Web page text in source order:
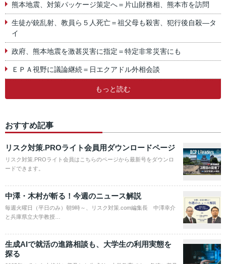
熊本地震、対策パッケージ策定へ＝片山財務相、熊本市を訪問
生徒が銃乱射、教員ら５人死亡＝祖父母も殺害、犯行後自殺―タ
イ
政府、熊本地震を激甚災害に指定＝特定非常災害にも
ＥＰＡ視野に議論継続＝日エクアドル外相会談
もっと読む
おすすめ記事
リスク対策.PROライト会員用ダウンロードページ
リスク対策.PROライト会員はこちらのページから最新号をダウンロ
ードできます。
中澤・木村が斬る！今週のニュース解説
毎週火曜日（平日のみ）朝9時～、リスク対策.com編集長 中澤幸介
と兵庫県立大学教授…
生成AIで就活の進路相談も、大学生の利用実態を
探る